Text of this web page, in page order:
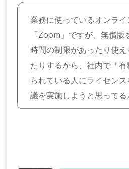
業務に使っているオンラ
「Zoom」ですが、無償
時間の制限があったり使
たりするから、社内で「
られている人にライセン
議を実施しようと思ってる